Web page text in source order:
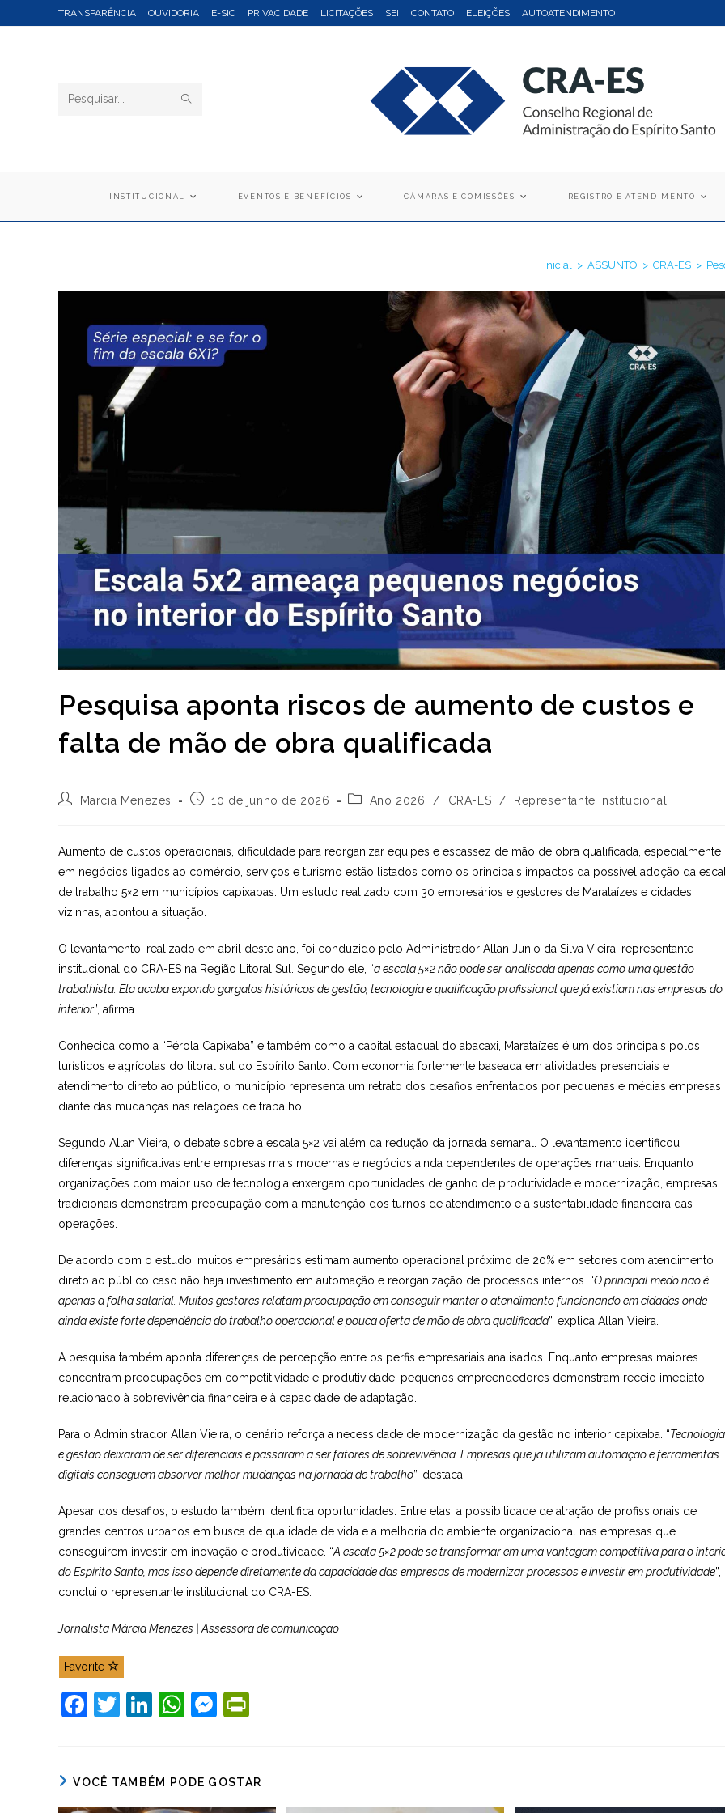
para
TRANSPARÊNCIA OUVIDORIA E-SIC PRIVACIDADE LICITAÇÕES SEI CONTATO ELEIÇÕES AUTOATENDIMENTO
Pesquisar
INSTITUCIONAL EVENTOS E BENEFÍCIOS CÂMARAS E COMISSÕES REGISTRO E ATENDIMENTO
Inicial > ASSUNTO > CRA-ES >
Pesquisa aponta riscos de aumento de custos e
falta de mão de obra qualificada
AutorMarcia Menezes
Post10 de junho de 2026
Categoria
Ano 2026 / CRA-ES / Representante Institucional
Aumento de custos operacionais, dificuldade para reorganizar equipes e escassez de mão de obra qualificada, especialmente
em negócios ligados ao comércio, serviços e turismo estão listados como os principais impactos da possível adoção da
de trabalho 5×2 em municípios capixabas. Um estudo realizado com 30 empresários e gestores de Marataízes e cidades
vizinhas, apontou a situação.
O levantamento, realizado em abril deste ano, foi conduzido pelo Administrador Allan Junio da Silva Vieira, representante
institucional do CRA-ES na Região Litoral Sul. Segundo ele, “a escala 5×2 não pode ser analisada apenas como uma questão
trabalhista. Ela acaba expondo gargalos históricos de gestão, tecnologia e qualificação profissional que já existiam nas empresas do
interior”, afirma.
Conhecida como a “Pérola Capixaba” e também como a capital estadual do abacaxi, Marataízes é um dos principais polos
turísticos e agrícolas do litoral sul do Espírito Santo. Com economia fortemente baseada em atividades presenciais e
atendimento direto ao público, o município representa um retrato dos desafios enfrentados por pequenas e médias empresas
diante das mudanças nas relações de trabalho.
Segundo Allan Vieira, o debate sobre a escala 5×2 vai além da redução da jornada semanal. O levantamento identificou
diferenças significativas entre empresas mais modernas e negócios ainda dependentes de operações manuais. Enquanto
organizações com maior uso de tecnologia enxergam oportunidades de ganho de produtividade e modernização, empresas
tradicionais demonstram preocupação com a manutenção dos turnos de atendimento e a sustentabilidade financeira das
operações.
De acordo com o estudo, muitos empresários estimam aumento operacional próximo de 20% em setores com atendimento
direto ao público caso não haja investimento em automação e reorganização de processos internos. “O principal medo não é
apenas a folha salarial. Muitos gestores relatam preocupação em conseguir manter o atendimento funcionando em cidades onde
ainda existe forte dependência do trabalho operacional e pouca oferta de mão de obra qualificada”, explica Allan Vieira.
A pesquisa também aponta diferenças de percepção entre os perfis empresariais analisados. Enquanto empresas maiores
concentram preocupações em competitividade e produtividade, pequenos empreendedores demonstram receio imediato
relacionado à sobrevivência financeira e à capacidade de adaptação.
Para o Administrador Allan Vieira, o cenário reforça a necessidade de modernização da gestão no interior capixaba. “Tecnologia
e gestão deixaram de ser diferenciais e passaram a ser fatores de sobrevivência. Empresas que já utilizam automação e ferramentas
digitais conseguem absorver melhor mudanças na jornada de trabalho”, destaca.
Apesar dos desafios, o estudo também identifica oportunidades. Entre elas, a possibilidade de atração de profissionais de
grandes centros urbanos em busca de qualidade de vida e a melhoria do ambiente organizacional nas empresas que
conseguirem investir em inovação e produtividade. “A escala 5×2 pode se transformar em uma vantagem competitiva para o
do Espírito Santo, mas isso depende diretamente da capacidade das empresas de modernizar processos e investir em produtividade”,
conclui o representante institucional do CRA-ES.
Jornalista Márcia Menezes | Assessora de comunicação
Favorite
F
e
T
er
Li
e
W
s
M
e ri
VOCÊ TAMBÉM PODE GOSTAR